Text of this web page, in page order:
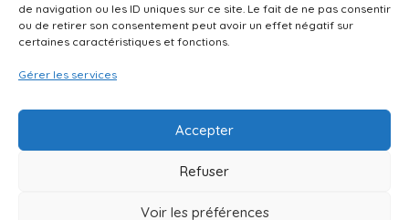
de navigation ou les ID uniques sur ce site. Le fait de ne pas consentir
ou de retirer son consentement peut avoir un effet négatif sur
certaines caractéristiques et fonctions.
Gérer les services
Accepter
Refuser
Voir les préférences
13250 rue Sherbrooke Est, Montréal, QC H1A